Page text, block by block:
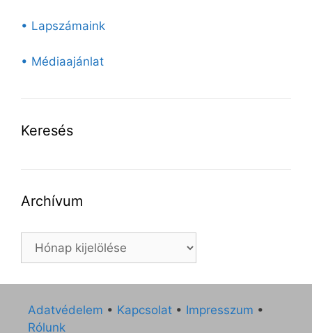
• Lapszámaink
• Médiaajánlat
Keresés
Archívum
Archívum
Adatvédelem • Kapcsolat • Impresszum •
Rólunk